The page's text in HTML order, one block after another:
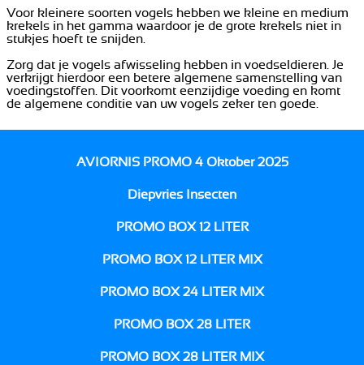
AVIORNIS PROMO 4 Oktober 2025
Diepvries Insecten
PROMO BOX 12 LITER
PROMO BOX 12 LITER MIX
PROMO BOX 24 LITER MIX
PROMO BOX 28 LITER
PROMO BOX 28 LITER MIX
Voor kleinere soorten vogels hebben we kleine en medium
krekels in het gamma waardoor je de grote krekels niet in
stukjes hoeft te snijden.
Zorg dat je vogels afwisseling hebben in voedseldieren. Je
verkrijgt hierdoor een betere algemene samenstelling van
voedingstoffen. Dit voorkomt eenzijdige voeding en komt
de algemene conditie van uw vogels zeker ten goede.